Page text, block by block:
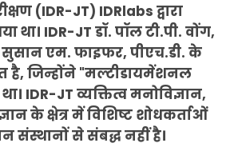
(IDR-JT) IDRlabs द्वारा
था। IDR-JT डॉ. पॉल टी.पी. वोंग,
सुसान एम. फाइफर, पीएच.डी. के
है, जिन्होंने "मल्टीडायमेंशनल
IDR-JT व्यक्तित्व मनोविज्ञान,
के क्षेत्र में विशिष्ट शोधकर्ताओं
संस्थानों से संबद्ध नहीं है।